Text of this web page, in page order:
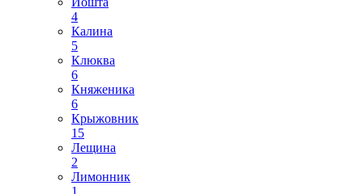
4
Калина
5
Клюква
6
Княженика
6
Крыжовник
15
Лещина
2
Лимонник
1